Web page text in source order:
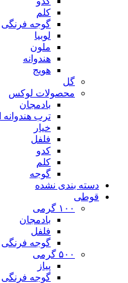
کلم
گوجه فرنگی
لوبیا
ملون
هندوانه
هویج
گل
محصولات لوکس
بادمجان
ترب هندوانه
خیار
فلفل
کدو
کلم
گوجه
دسته بندی نشده
قوطی
۱۰۰ گرمی
بادمجان
فلفل
گوجه فرنگی
۵۰۰ گرمی
پیاز
گوجه فرنگی